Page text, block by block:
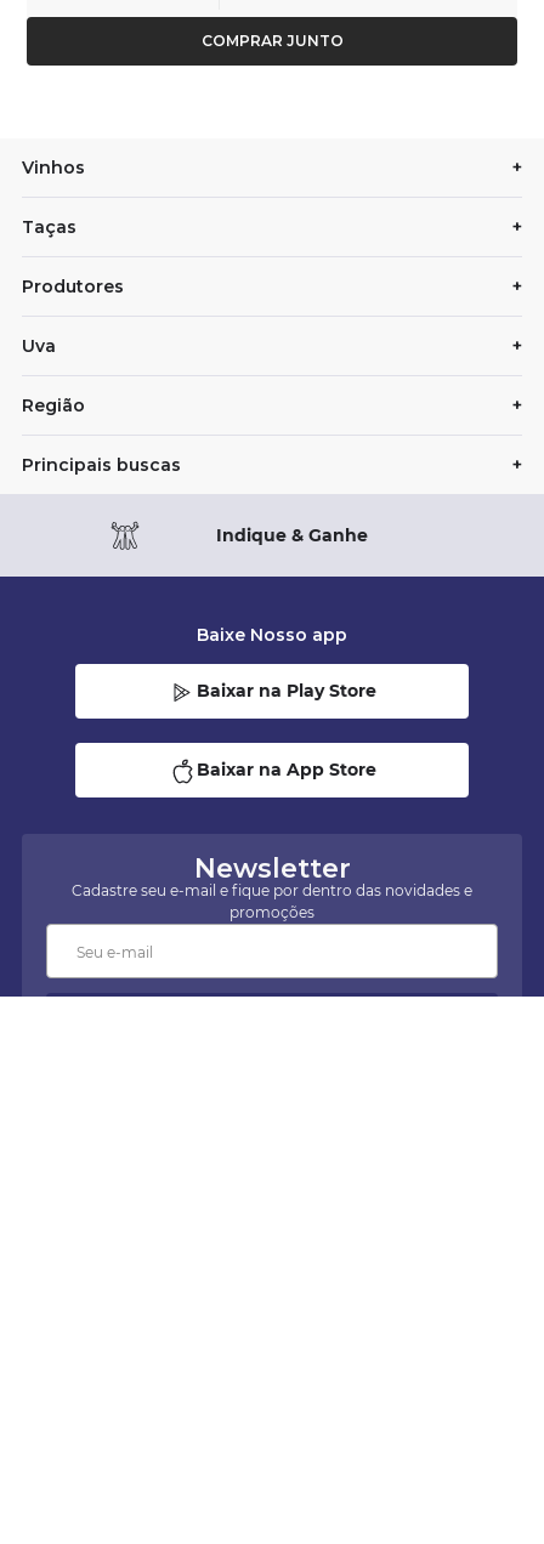
COMPRAR JUNTO
Vinhos +
Taças +
Produtores +
Uva +
Região +
Principais buscas +
10% OFF na primeira compra
Newsletter
Cadastre seu e-mail e fique por dentro das novidades e
promoções
Baixe Nosso app
Baixar na Play Store
Baixar na App Store